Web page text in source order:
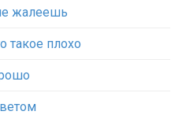
жалеешь
такое плохо